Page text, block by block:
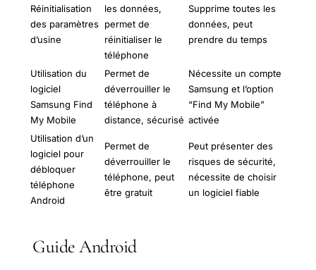
Réinitialisation
des paramètres
d’usine
les données,
permet de
réinitialiser le
téléphone
Supprime toutes les
données, peut
prendre du temps
Utilisation du
logiciel
Samsung Find
My Mobile
Permet de
déverrouiller le
téléphone à
distance, sécurisé
Nécessite un compte
Samsung et l’option
“Find My Mobile”
activée
Utilisation d’un
logiciel pour
débloquer
téléphone
Android
Permet de
déverrouiller le
téléphone, peut
être gratuit
Peut présenter des
risques de sécurité,
nécessite de choisir
un logiciel fiable
Guide Android